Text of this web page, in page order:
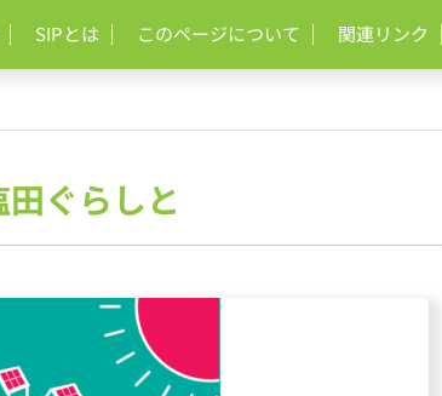
SIPとは このページについて 関連リンク
ぐらしと